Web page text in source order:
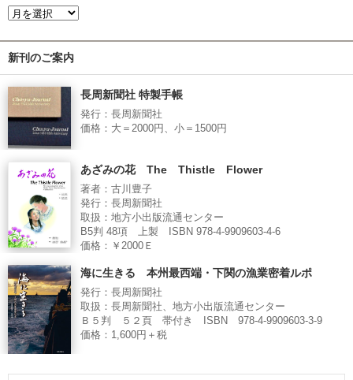
新刊のご案内
長周新聞社 特製手帳
発行：長周新聞社
価格：大＝2000円、小＝1500円
あざみの花 The Thistle Flower
著者：古川豊子
発行：長周新聞社
取扱：地方小出版流通センター
B5判 48項 上製 ISBN 978-4-9909603-4-6
価格：￥2000Ｅ
海に生きる 本州最西端・下関の漁業密着ルポ
発行：長周新聞社
取扱：長周新聞社、地方小出版流通センター
Ｂ５判 ５２頁 帯付き ISBN 978-4-9909603-3-9
価格：1,600円＋税